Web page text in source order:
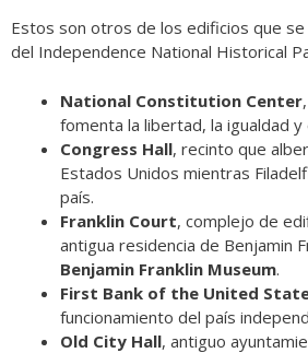
Estos son otros de los edificios que
del Independence National Historical
National Constitution Center
fomenta la libertad, la igualdad y
Congress Hall, recinto que
Estados Unidos mientras
país.
Franklin Court, complejo de
antigua residencia de Benjamin
Benjamin Franklin Museum.
First Bank of the United
funcionamiento del país
Old City Hall, antiguo